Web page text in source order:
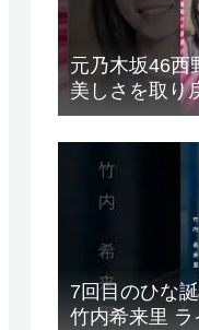
元乃木坂46西
美しさを取り
7回目のひな
竹内希来里